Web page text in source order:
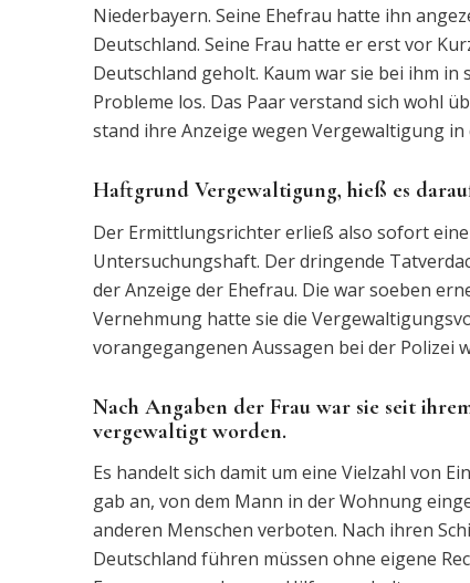
Niederbayern. Seine Ehefrau hatte ihn
Deutschland. Seine Frau hatte er erst vor
Deutschland geholt. Kaum war sie bei ihm
Probleme los. Das Paar verstand sich wohl
stand ihre Anzeige wegen Vergewaltigung in
Haftgrund Vergewaltigung, hieß es
Der Ermittlungsrichter erließ also sofort
Untersuchungshaft. Der dringende
der Anzeige der Ehefrau. Die war soeben
Vernehmung hatte sie die
vorangegangenen Aussagen bei der Polizei
Nach Angaben der Frau war sie seit
vergewaltigt worden.
Es handelt sich damit um eine Vielzahl von
gab an, von dem Mann in der Wohnung
anderen Menschen verboten. Nach ihren
Deutschland führen müssen ohne eigene